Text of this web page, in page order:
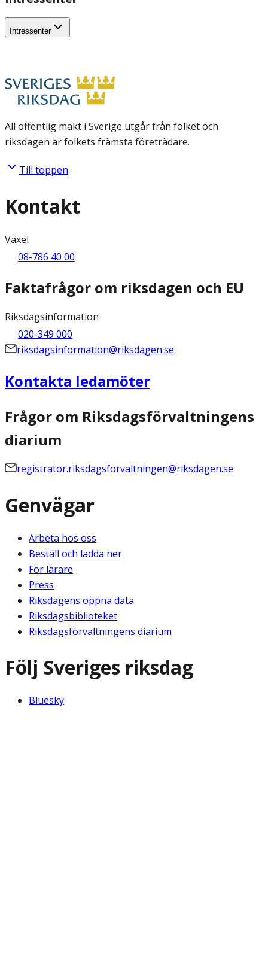
Intressenter
All offentlig makt i Sverige utgår från folket och
riksdagen är folkets främsta företrädare.
Till toppen
Kontakt
Växel
08-786 40 00
Faktafrågor om riksdagen och EU
Riksdagsinformation
020-349 000
riksdagsinformation@riksdagen.se
Kontakta ledamöter
Frågor om Riksdagsförvaltningens
diarium
registrator.riksdagsforvaltningen@riksdagen.se
Genvägar
Arbeta hos oss
Beställ och ladda ner
För lärare
Press
Riksdagens öppna data
Riksdagsbiblioteket
Riksdagsförvaltningens diarium
Följ Sveriges riksdag
Bluesky